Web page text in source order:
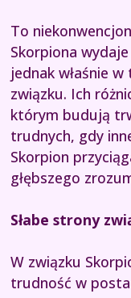
To
Skorpiona
jednak właśnie
związku. Ich
którym budują
trudnych, gdy
Skorpion
głębszego
Słabe strony
W związku
trudność w